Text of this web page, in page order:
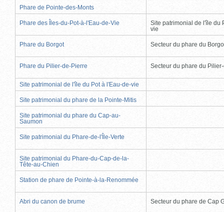
Phare de Pointe-des-Monts
Phare des Îles-du-Pot-à-l'Eau-de-Vie
Site patrimonial de l'île du
vie
Phare du Borgot Secteur du phare du
Phare du Pilier-de-Pierre Secteur du phare du
Site patrimonial de l'île du Pot à l'Eau-de-vie
Site patrimonial du phare de la Pointe-Mitis
Site patrimonial du phare du Cap-au-
Saumon
Site patrimonial du Phare-de-l'Île-Verte
Site patrimonial du Phare-du-Cap-de-la-
Tête-au-Chien
Station de phare de Pointe-à-la-Renommée
Abri du canon de brume Secteur du phare de Cap